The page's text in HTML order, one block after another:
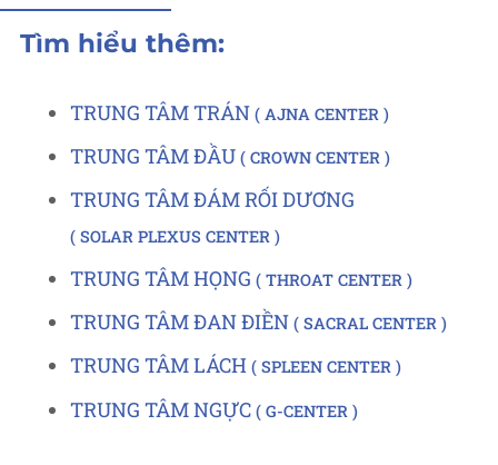
Tìm hiểu thêm:
TRUNG TÂM TRÁN AJNA CENTER
TRUNG TÂM ĐẦU CROWN CENTER
TRUNG TÂM ĐÁM RỐI DƯƠNG
SOLAR PLEXUS CENTER
TRUNG TÂM HỌNG THROAT CENTER
TRUNG TÂM ĐAN ĐIỀN SACRAL CENTER
TRUNG TÂM LÁCH SPLEEN CENTER
TRUNG TÂM NGỰC G-CENTER